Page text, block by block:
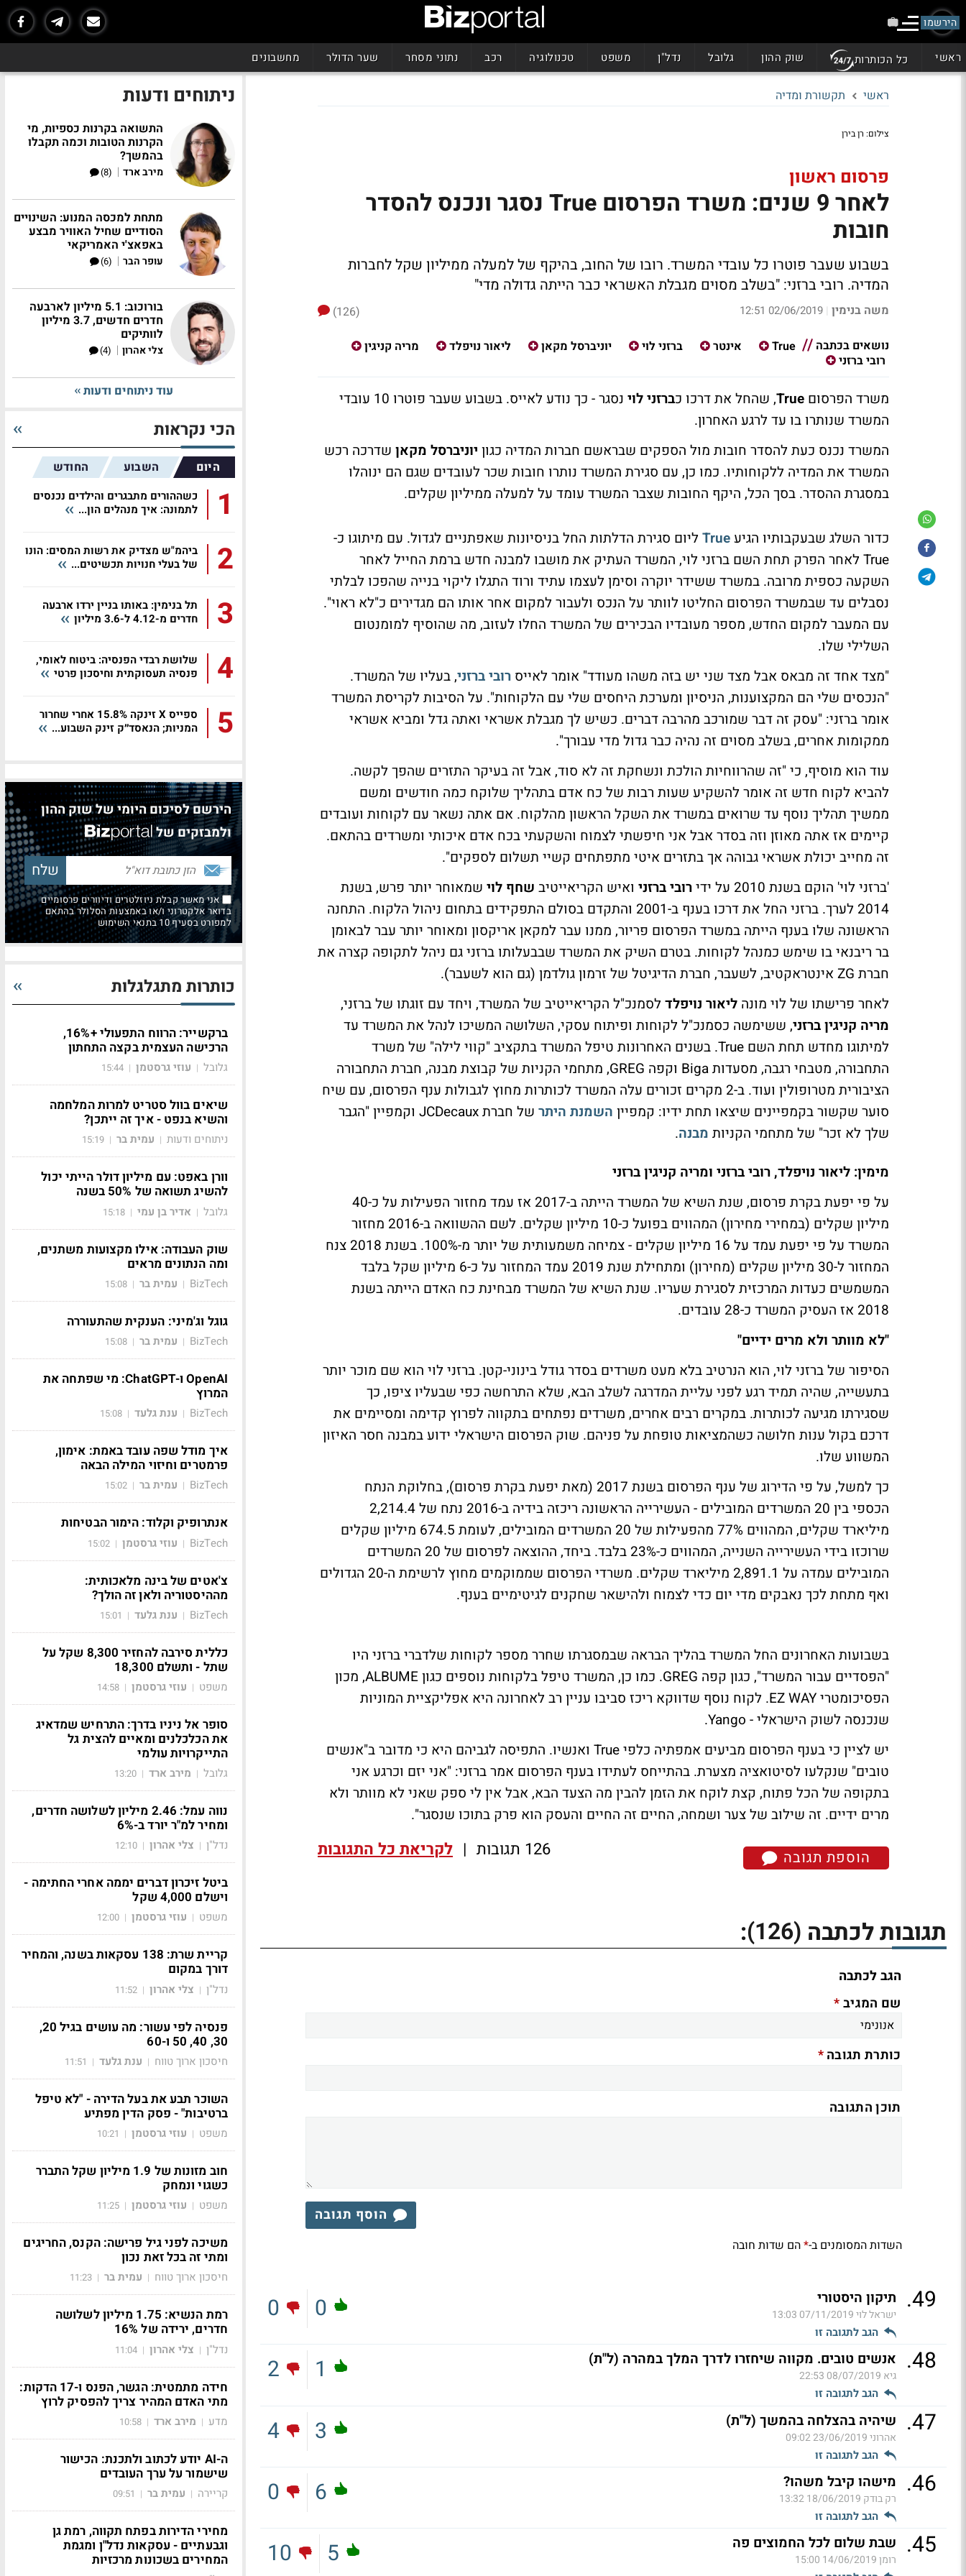
הירשמו
ראשי כל הכותרות שוק ההון גלובל נדל"ן משפט טכנולוגיה רכב נתוני מסחר שער הדולר מחשבונים
ראשי תקשורת ומדיה
צילום: רן בירן
פרסום ראשון
לאחר 9 שנים: משרד הפרסום True נסגר ונכנס להסדר
חובות
בשבוע שעבר פוטרו כל עובדי המשרד. רובו של החוב, בהיקף של למעלה ממיליון שקל לחברות
המדיה. רובי ברזני: "בשלב מסוים מגבלת האשראי כבר הייתה גדולה מדי"
משה בנימין |
02/06/2019 12:51
(126)
נושאים בכתבה
True אינטר ברזני לוי יוניברסל מקאן ליאור נויפלד
מריה קניגין
רובי ברזני
משרד הפרסום True, שהחל את דרכו כברזני לוי
נסגר - כך נודע לאייס. בשבוע שעבר פוטרו 10 עובדי
המשרד שנותרו בו עד לרגע האחרון.
המשרד נכנס כעת להסדר חובות מול הספקים שבראשם חברות המדיה כגון יוניברסל מקאן שדרכה רכש
המשרד את המדיה ללקוחותיו. כמו כן, עם סגירת המשרד נותרו חובות שכר לעובדים שגם הם ינוהלו
במסגרת ההסדר. בסך הכל, היקף החובות שצבר המשרד עומד על למעלה ממיליון שקלים.
כדור השלג שבעקבותיו הגיעTrue ליום סגירת הדלתות החל בניסיונות שאפתניים לגדול. עם מיתוגו כ-
True לאחר הפרק תחת השם ברזני לוי, המשרד העתיק את מושבו למבנה חדש ברמת החייל לאחר
השקעה כספית מרובה. במשרד ששידר יוקרה וסימן לעצמו עתיד ורוד התגלו ליקוי בנייה שהפכו לבלתי
נסבלים עד שבמשרד הפרסום החליטו לוותר על הנכס ולעבור למקום אחר אותו הם מגדירים כ"לא ראוי".
עם המעבר למקום החדש, מספר מעובדיו הבכירים של המשרד החלו לעזוב, מה שהוסיף למומנטום
השלילי שלו.
"מצד אחד זה מבאס אבל מצד שני יש בזה משהו מעודד" אומר לאייס רובי ברזני, בעליו של המשרד.
"הנכסים שלי הם המקצוענות, הניסיון ומערכת היחסים שלי עם הלקוחות". על הסיבות לקריסת המשרד
אומר ברזני: "עסק זה דבר שמורכב מהרבה דברים. כשיש לך מגבלת אשראי ואתה גדל ומביא אשראי
ממקומות אחרים, בשלב מסוים זה נהיה כבר גדול מדי עבורך".
עוד הוא מוסיף, כי "זה שהרווחיות הולכת ונשחקת זה לא סוד, אבל זה בעיקר התזרים שהפך לקשה.
להביא לקוח חדש זה אומר להשקיע שעות רבות של כח אדם בתהליך שלוקח כמה חודשים ומשם
ממשיך תהליך נוסף עד שרואים במשרד את השקל הראשון מהלקוח. אם אתה נשאר עם לקוחות ועובדים
קיימים אז אתה מאוזן וזה בסדר אבל אני חיפשתי לצמוח והשקעתי בכח אדם איכותי ומשרדים בהתאם.
זה מחייב יכולת אשראי גבוהה אך בתזרים איטי מתפתחים קשיי תשלום לספקים".
'ברזני לוי' הוקם בשנת 2010 על ידי
רובי ברזני ואיש הקריאייטיב שחף לוי שמאוחר יותר פרש, בשנת
2014 לערך. ברזני החל את דרכו בענף ב-2001 והתקדם בסולם התפקידים בתחום ניהול הלקוח. התחנה
הראשונה שלו בענף הייתה במשרד הפרסום פריור, ממנו עבר למקאן אריקסון ומאוחר יותר עבר לבאומן
בר ריבנאי בו שימש כמנהל לקוחות. בטרם השיק את המשרד שבבעלותו ברזני גם ניהל לתקופה קצרה את
חברת ZG אינטראקטיב, לשעבר, חברת הדיגיטל של זרמון גולדמן (גם הוא לשעבר).
לאחר פרישתו של לוי מונה ליאור נויפלד לסמנכ"ל הקריאייטיב של המשרד, ויחד עם זוגתו של ברזני,
מריה קניגין ברזני, ששימשה כסמנכ"ל לקוחות ופיתוח עסקי, השלושה המשיכו לנהל את המשרד עד
למיתוגו מחדש תחת השם True. בשנים האחרונות טיפל המשרד בתקציב "קווי לילה" של משרד
התחבורה, מטבחי רגבה, מסעדות Biga וקפה GREG, מתחמי הקניות של קבוצת מבנה, חברת התחבורה
הציבורית מטרופולין ועוד. ב-2 מקרים זכורים עלה המשרד לכותרות מחוץ לגבולות ענף הפרסום, עם שיח
סוער שקשור בקמפיינים שיצאו תחת ידיו: קמפיין השמנת היתר
של חברת JCDecaux וקמפיין "הגבר
שלך לא זכר" של מתחמי הקניות מבנה.
מימין: ליאור נויפלד, רובי ברזני ומריה קניגין ברזני
על פי יפעת בקרת פרסום, שנת השיא של המשרד הייתה ב-2017 אז עמד מחזור הפעילות על כ-40
מיליון שקלים (במחירי מחירון) המהווים בפועל כ-10 מיליון שקלים. לשם ההשוואה ב-2016 מחזור
המשרד על פי יפעת עמד על 16 מיליון שקלים - צמיחה משמעותית של יותר מ-100%. בשנת 2018 צנח
המחזור ל-30 מיליון שקלים (מחירון) ומתחילת שנת 2019 עמד המחזור על כ-6 מיליון שקל בלבד
המשמשים כעדות המרכזית לסגירת שעריו. שנת השיא של המשרד מבחינת כח האדם הייתה בשנת
2018 אז העסיק המשרד כ-28 עובדים.
"לא מוותר ולא מרים ידיים"
הסיפור של ברזני לוי, הוא הנרטיב בלא מעט משרדים בסדר גודל בינוני-קטן. ברזני לוי הוא שם מוכר יותר
בתעשייה, שהיה תמיד רגע לפני עליית המדרגה לשלב הבא, שלא התרחשה כפי שבעליו ציפו, כך
שסגירתו מגיעה לכותרות. במקרים רבים אחרים, משרדים נפתחים בתקווה לפרוץ קדימה ומסיימים את
דרכם בקול ענות חלושה כשהמציאות טופחת על פניהם. שוק הפרסום הישראלי ידוע במבנה חסר האיזון
המשווע שלו.
כך למשל, על פי הדירוג של ענף הפרסום בשנת 2017 (מאת יפעת בקרת פרסום), בחלוקת הנתח
הכספי בין 20 המשרדים המובילים - העשירייה הראשונה ריכזה בידיה ב-2016 נתח של 2,214.4
מיליארד שקלים, המהווים 77% מהפעילות של 20 המשרדים המובילים, לעומת 674.5 מיליון שקלים
שרוכזו בידי העשירייה השנייה, המהווים כ-23% בלבד. ביחד, ההוצאה לפרסום של 20 המשרדים
המובילים עמדה על 2,891.1 מיליארד שקלים. משרדי הפרסום שממוקמים מחוץ לרשימת ה-20 הגדולים
ואף מתחת לכך נאבקים מדי יום כדי לצמוח ולהישאר שחקנים לגיטימיים בענף.
בשבועות האחרונים החל המשרד בהליך הבראה שבמסגרתו שחרר מספר לקוחות שלדברי ברזני היו
"הפסדיים עבור המשרד", כגון קפה GREG. כמו כן, המשרד טיפל בלקוחות נוספים כגון ALBUME, מכון
הפסיכומטרי EZ WAY. לקוח נוסף שדווקא ריכז סביבו עניין רב לאחרונה היא אפליקציית המוניות
שנכנסה לשוק הישראלי - Yango.
יש לציין כי בענף הפרסום מביעים אמפתיה כלפי True ואנשיו. התפיסה לגביהם היא כי מדובר ב"אנשים
טובים" שנקלעו לסיטואציה מצערת. בהתייחס לעתידו בענף הפרסום אמר ברזני: "אני יזם וכרגע אני
בתקופה של הכל פתוח, קצת לוקח את הזמן להבין מה הצעד הבא, אבל אין לי ספק שאני לא מוותר ולא
מרים ידיים. זה שילוב של צער ושמחה, החיים זה החיים והעסק הוא פרק בתוכו שנסגר".
הוספת תגובה 126 תגובות | לקריאת כל התגובות
תגובות לכתבה (126)
:
הגב לכתבה
שם המגיב*
כותרת תגובה*
תוכן התגובה
הוסף תגובה
השדות המסומנים ב-*הם שדות חובה
49
. תיקון היסטורי
ישראל לוי07/11/2019 13:03
הגב לתגובה זו
0
0
48
. אנשים טובים. מקווה שיחזרו לדרך המלך במהרה (ל"ת)
גיא 08/07/2019 22:53
הגב לתגובה זו
1
2
47
. שיהיה בהצלחה בהמשך (ל"ת)
אהרוני23/06/2019 09:02
הגב לתגובה זו
3
4
46
. מישהו קיבל משהו?
רק בודק 18/06/2019 13:32
הגב לתגובה זו
6
0
45
. שבת שלום לכל החמוצים פה
רומן14/06/2019 15:00
5
10
ניתוחים ודעות
התשואה בקרנות כספיות, מי
הקרנות הטובות וכמה תקבלו
בהמשך?
מירב ארד |
(8)
מתחת למכסה המנוע: השינויים
הסודיים שחיל האוויר מבצע
באפאצ'י האמריקאי
עופר הבר |
(6)
בורוכוב: 5.1 מיליון לארבעה
חדרים חדשים, 3.7 מיליון
לוותיקים
צלי אהרון |
(4)
עוד ניתוחים ודעות
הכי נקראות
היום השבוע החודש
1
כשההורים מתבגרים והילדים נכנסים
לתמונה: איך מנהלים הון...
2
ביהמ"ש מצדיק את רשות המסים: הונו
של בעלי חנויות תכשיטים...
3
תל בנימין: באותו בניין ירדו ארבעה
חדרים מ-4.12 ל-3.6 מיליון
4
שלושת רבדי הפנסיה: ביטוח לאומי,
פנסיה תעסוקתית וחיסכון פרטי
5
ספייס X זינקה 15.8% אחרי שחרור
המניות; הנאסד״ק זינק השבוע...
הירשם לסיכום היומי של שוק ההון
ולמבזקים של
אני מאשר קבלת ניוזלטרים ודיוורים פרסומיים
בדואר אלקטרוני ו/או באמצעות הסלולר בהתאם
למפורט בסעיף 10 בתנאי השימוש
כותרות מתגלגלות
ברקשייר: הרווח התפעולי +16%,
הרכישה העצמית בקצה התחתון
גלובל | עוזי גרסטמן |
15:44
שיאים בוול סטריט למרות המלחמה
והשיא בנפט - איך זה ייתכן?
ניתוחים ודעות | עמית בר |
15:19
וורן באפט: עם מיליון דולר הייתי יכול
להשיג תשואה של 50% בשנה
גלובל | אדיר בן עמי |
15:18
שוק העבודה: אילו מקצועות משתנים,
ומה הנתונים מראים
BizTech
| עמית בר |
15:08
גוגל וג'מיני: הענקית שהתעוררה
BizTech
| עמית בר |
15:08
OpenAI ו-ChatGPT: מי שפתחה את
המרוץ
BizTech
| ענת גלעד |
15:08
איך מודל שפה עובד באמת: אימון,
פרמטרים וחיזוי המילה הבאה
BizTech
| עמית בר |
15:02
אנתרופיק וקלוד: הימור הבטיחות
BizTech
| עוזי גרסטמן |
15:02
צ'אטים של בינה מלאכותית:
מההיסטוריה ולאן זה הולך?
BizTech
| ענת גלעד |
15:01
כללית סירבה להחזיר 8,300 שקל על
שתל - ותשלם 18,300
משפט | עוזי גרסטמן |
14:58
סופר אל ניניו בדרך: התרחיש שמדאיג
את הכלכלנים ומאיים להצית גל
התייקרויות עולמי
גלובל | מירב ארד |
13:20
נווה עמל: 2.46 מיליון לשלושה חדרים,
ומחיר למ"ר יורד ב-6%
נדל"ן | צלי אהרון |
12:10
ביטל זיכרון דברים יממה אחרי החתימה -
וישלם 4,000 שקל
משפט | עוזי גרסטמן |
12:00
קריית שרת: 138 עסקאות בשנה, והמחיר
דורך במקום
נדל"ן | צלי אהרון |
11:52
פנסיה לפי עשור: מה עושים בגיל 20,
30, 40, 50 ו-60
חיסכון ארוך טווח | ענת גלעד |
11:51
השוכר תבע את בעל הדירה - "לא טיפל
ברטיבות" - פסק הדין מפתיע
משפט | עוזי גרסטמן |
10:21
חוב מזונות של 1.9 מיליון שקל התברר
כשגוי ונמחק
משפט | עוזי גרסטמן |
11:25
משיכה לפני גיל פרישה: הקנס, החריגים
ומתי זה בכל זאת נכון
חיסכון ארוך טווח | עמית בר |
11:23
רמת הנשיא: 1.75 מיליון לשלושה
חדרים, ירידה של 16%
נדל"ן | צלי אהרון |
11:04
חידה מתמטית: הגשר, הפנס ו-17 הדקות:
מתי האדם המהיר צריך להפסיק לרוץ
מדע | מירב ארד |
10:58
ה-AI יודע לכתוב ולתכנת: הכישור
שישמור על ערך העובדים
קריירה | עמית בר |
09:51
מחירי הדירות בפתח תקווה, רמת גן
וגבעתיים - עסקאות נדל"ן ומגמת
המחירים בשכונות מרכזיות